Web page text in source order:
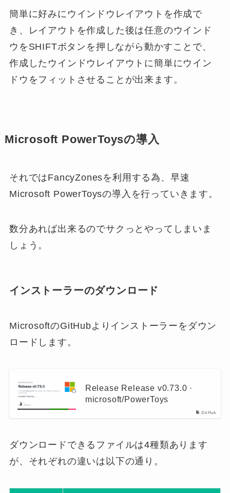
簡単に好みにウインドウレイアウトを作成で
き、レイアウトを作成した後は任意のウインド
ウをSHIFTボタンを押しながら動かすことで、
作成したウインドウレイアウトに簡単にウイン
ドウをフィットさせることが出来ます。
Microsoft PowerToysの導入
それではFancyZonesを利用する為、早速
Microsoft PowerToysの導入を行っていきます。
数分あれば出来るのでサクっとやってしまいま
しょう。
インストーラーのダウンロード
MicrosoftのGitHubよりインストーラーをダウン
ロードします。
GitHub
Release Release v0.73.0 ·
microsoft/PowerToys
ダウンロードできるファイルは4種類あります
が、それぞれの違いは以下の通り。